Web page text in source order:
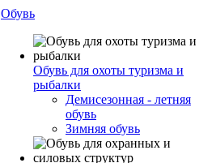
Обувь
Обувь для охоты туризма и
рыбалки
Демисезонная - летняя
обувь
Зимняя обувь